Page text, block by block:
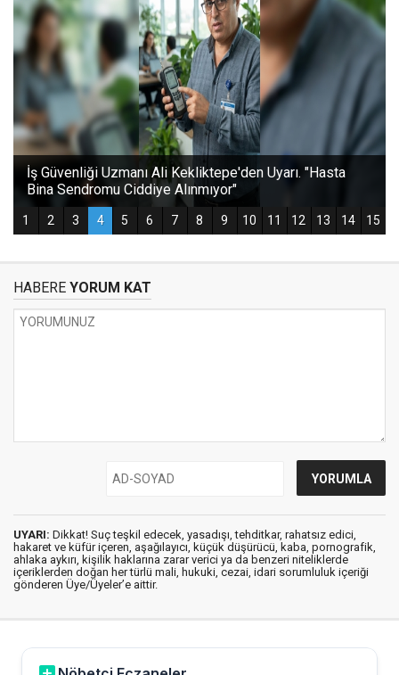
HABERE YORUM KAT
UYARI: Dikkat! Suç teşkil edecek, yasadışı, tehditkar, rahatsız edici,
hakaret ve küfür içeren, aşağılayıcı, küçük düşürücü, kaba, pornografik,
ahlaka aykırı, kişilik haklarına zarar verici ya da benzeri niteliklerde
içeriklerden doğan her türlü mali, hukuki, cezai, idari sorumluluk içeriği
gönderen Üye/Üyeler’e aittir.